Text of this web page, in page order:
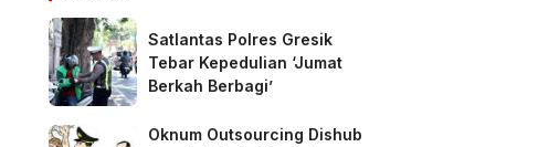
Satlantas Polres Gresik
Tebar Kepedulian ‘Jumat
Berkah Berbagi’
Oknum Outsourcing Dishub